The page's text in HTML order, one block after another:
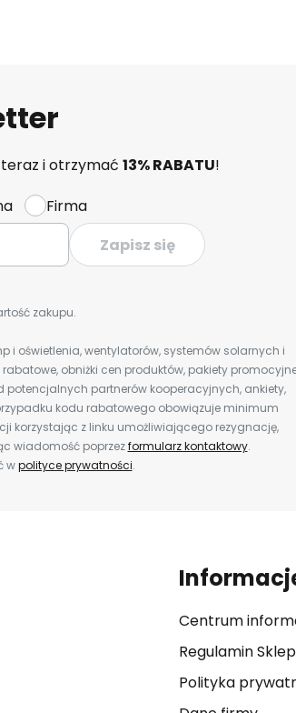
i otrzymać 13% RABATU!
Firma
Zapisz się
zakupu.
i oświetlenia, wentylatorów, systemów solarnych i
obniżki cen produktów, pakiety
potencjalnych partnerów kooperacyjnych, ankiety,
kodu rabatowego obowiązuje minimum
korzystając z linku umożliwiającego rezygnację,
wiadomość poprzezformularz kontaktowy.
wpolityce prywatności.
Centrum
Regulamin
Polityka